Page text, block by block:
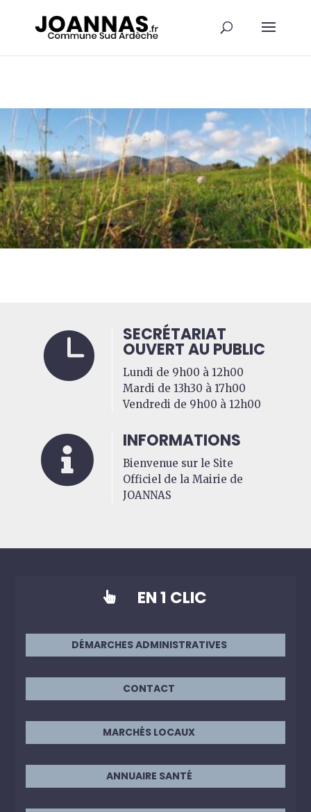
 SECRÉTARIAT
OUVERT AU PUBLIC
Lundi de 9h00 à 12h00
Mardi de 13h30 à 17h00
Vendredi de 9h00 à 12h00
 INFORMATIONS
Bienvenue sur le Site
Officiel de la Mairie de
JOANNAS
 EN 1 CLIC
DÉMARCHES ADMINISTRATIVES
CONTACT
MARCHÉS LOCAUX
ANNUAIRE SANTÉ